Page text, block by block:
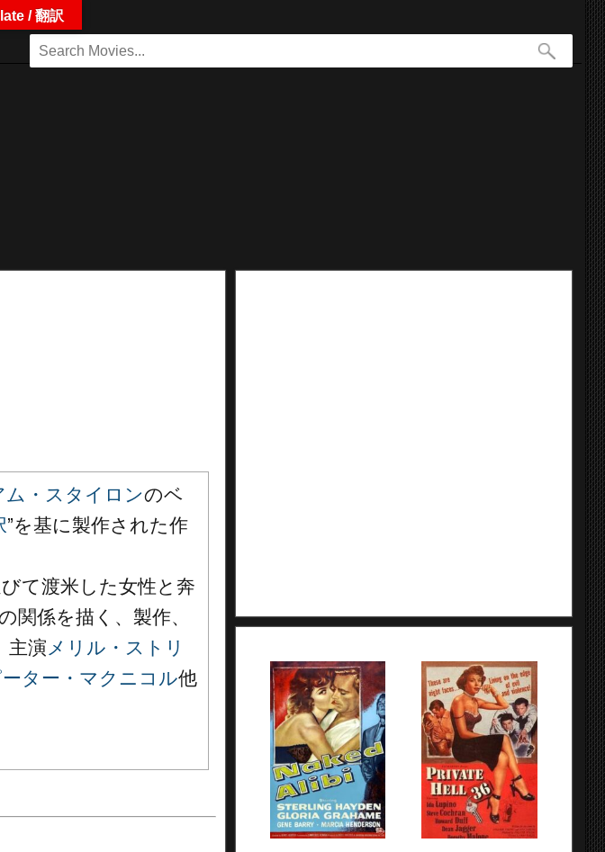
ム・スタイロンのベ
”を基に製作された作
て渡米した女性と奔
関係を描く、製作、
主演メリル・ストリ
ーター・マクニコル他
/ 翻訳